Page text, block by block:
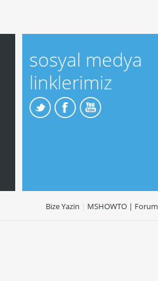
sosyal medya
linklerimiz
Bize Yazin | MSHOWTO | Forum